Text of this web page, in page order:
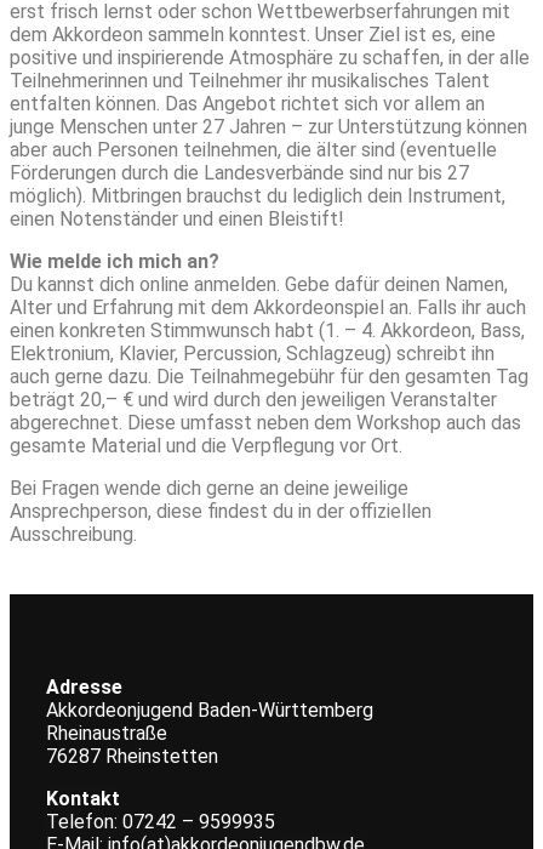
erst frisch lernst oder schon Wettbewerbserfahrungen mit
dem Akkordeon sammeln konntest. Unser Ziel ist es, eine
positive und inspirierende Atmosphäre zu schaffen, in der alle
Teilnehmerinnen und Teilnehmer ihr musikalisches Talent
entfalten können. Das Angebot richtet sich vor allem an
junge Menschen unter 27 Jahren – zur Unterstützung können
aber auch Personen teilnehmen, die älter sind (eventuelle
Förderungen durch die Landesverbände sind nur bis 27
möglich). Mitbringen brauchst du lediglich dein Instrument,
einen Notenständer und einen Bleistift!
Wie melde ich mich an?
Du kannst dich online anmelden. Gebe dafür deinen Namen,
Alter und Erfahrung mit dem Akkordeonspiel an. Falls ihr auch
einen konkreten Stimmwunsch habt (1. – 4. Akkordeon, Bass,
Elektronium, Klavier, Percussion, Schlagzeug) schreibt ihn
auch gerne dazu. Die Teilnahmegebühr für den gesamten Tag
beträgt 20,– € und wird durch den jeweiligen Veranstalter
abgerechnet. Diese umfasst neben dem Workshop auch das
gesamte Material und die Verpflegung vor Ort.
Bei Fragen wende dich gerne an deine jeweilige
Ansprechperson, diese findest du in der offiziellen
Ausschreibung.
Adresse
Akkordeonjugend Baden-Württemberg
Rheinaustraße
76287 Rheinstetten
Kontakt
Telefon: 07242 – 9599935